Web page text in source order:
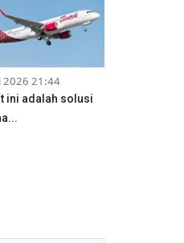
2026 21:44
ini adalah solusi